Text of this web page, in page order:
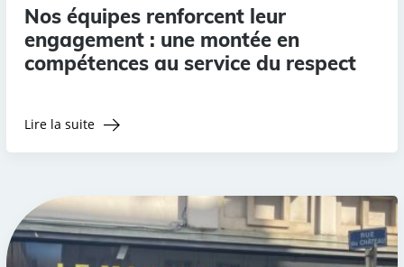
Nos équipes renforcent leur
engagement : une montée en
compétences au service du respect
Lire la suite